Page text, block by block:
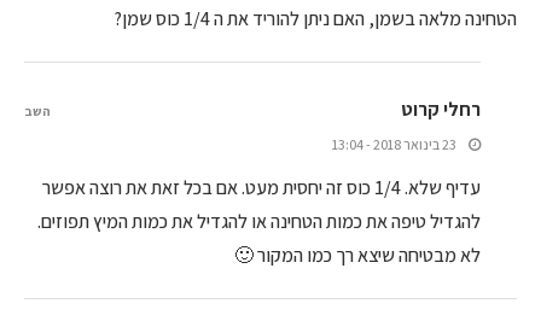
הטחינה מלאה בשמן, האם ניתן להוריד את ה 1/4 כוס שמן?
רחלי קרוט
23 בינואר 2018 - 13:04
עדיף שלא. 1/4 כוס זה יחסית מעט. אם בכל זאת את רוצה אפשר
להגדיל טיפה את כמות הטחינה או להגדיל את כמות המיץ תפוזים.
לא מבטיחה שיצא רך כמו המקור 🙂
השב